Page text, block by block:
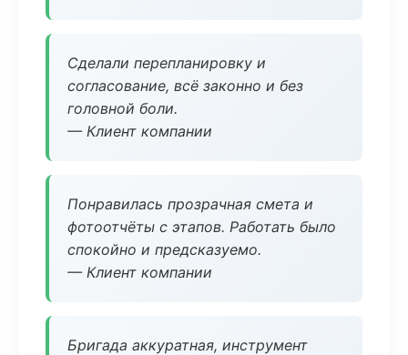
Сделали перепланировку и
согласование, всё законно и без
головной боли.
— Клиент компании
Понравилась прозрачная смета и
фотоотчёты с этапов. Работать было
спокойно и предсказуемо.
— Клиент компании
Бригада аккуратная, инструмент